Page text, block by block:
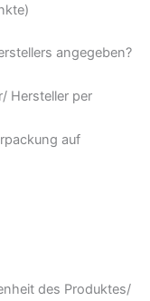
angegeben?
Hersteller per
auf
des Produktes/